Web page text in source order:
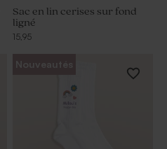
Sac en lin cerises sur fond
ligné
15,95
Nouveautés